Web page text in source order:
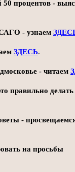
процентов -
- узнаем
ЗДЕСЬ.
- читаем
правильно делать
-
на просьбы